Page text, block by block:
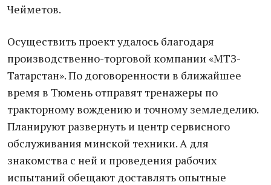
Чейметов.
Осуществить проект удалось благодаря
производственно-торговой компании «МТЗ-
Татарстан». По договоренности в ближайшее
время в Тюмень отправят тренажеры по
тракторному вождению и точному земледелию.
Планируют развернуть и центр сервисного
обслуживания минской техники. А для
знакомства с ней и проведения рабочих
испытаний обещают доставлять опытные